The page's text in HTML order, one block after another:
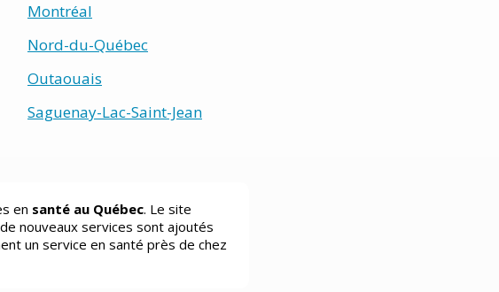
Montréal
Nord-du-Québec
Outaouais
Saguenay-Lac-Saint-Jean
en santé au Québec. Le site
nouveaux services sont ajoutés
un service en santé près de chez